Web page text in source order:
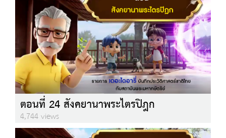
ตอนที่ 24 สังคยานาพระไตรปิฎก
4,744 views